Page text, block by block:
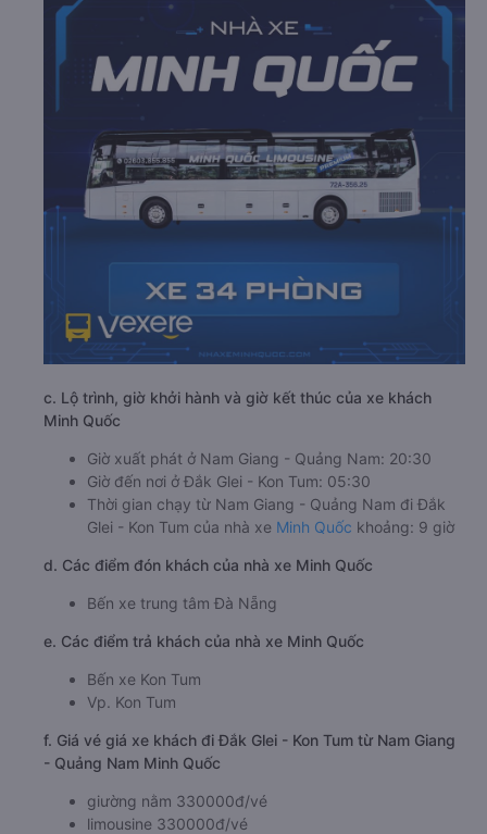
c. Lộ trình, giờ khởi hành và giờ kết thúc của xe khách
Minh Quốc
Giờ xuất phát ở Nam Giang - Quảng Nam: 20:30
Giờ đến nơi ở Đắk Glei - Kon Tum: 05:30
Thời gian chạy từ Nam Giang - Quảng Nam đi Đắk
Glei - Kon Tum của nhà xe Minh Quốc khoảng: 9 giờ
d. Các điểm đón khách của nhà xe Minh Quốc
Bến xe trung tâm Đà Nẵng
e. Các điểm trả khách của nhà xe Minh Quốc
Bến xe Kon Tum
Vp. Kon Tum
f. Giá vé giá xe khách đi Đắk Glei - Kon Tum từ Nam Giang
- Quảng Nam Minh Quốc
giường nằm 330000đ/vé
limousine 330000đ/vé